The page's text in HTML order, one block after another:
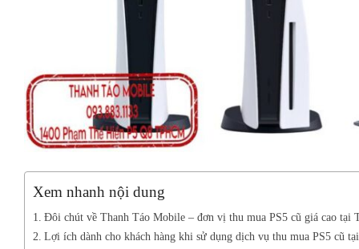
Xem nhanh nội dung
Đôi chút về Thanh Táo Mobile – đơn vị thu mua PS5 cũ giá cao tại
Lợi ích dành cho khách hàng khi sử dụng dịch vụ thu mua PS5 cũ